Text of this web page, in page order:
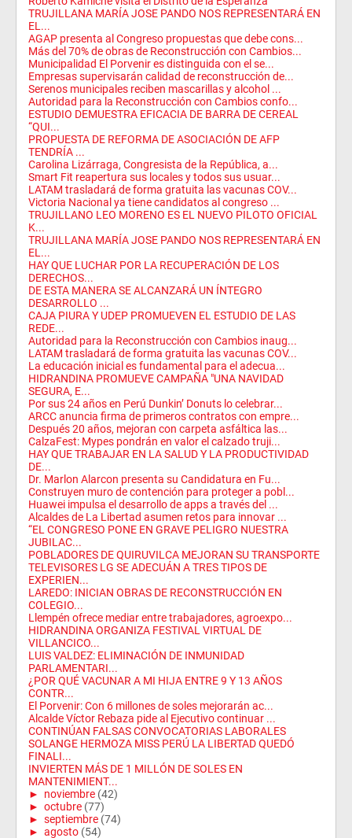
TRUJILLANA MARÍA JOSE PANDO NOS REPRESENTARÁ EN
EL...
AGAP presenta al Congreso propuestas que debe cons...
Más del 70% de obras de Reconstrucción con Cambios...
Municipalidad El Porvenir es distinguida con el se...
Empresas supervisarán calidad de reconstrucción de...
Serenos municipales reciben mascarillas y alcohol ...
Autoridad para la Reconstrucción con Cambios confo...
ESTUDIO DEMUESTRA EFICACIA DE BARRA DE CEREAL
“QUI...
PROPUESTA DE REFORMA DE ASOCIACIÓN DE AFP
TENDRÍA ...
Carolina Lizárraga, Congresista de la República, a...
Smart Fit reapertura sus locales y todos sus usuar...
LATAM trasladará de forma gratuita las vacunas COV...
Victoria Nacional ya tiene candidatos al congreso ...
TRUJILLANO LEO MORENO ES EL NUEVO PILOTO OFICIAL
K...
TRUJILLANA MARÍA JOSE PANDO NOS REPRESENTARÁ EN
EL...
HAY QUE LUCHAR POR LA RECUPERACIÓN DE LOS
DERECHOS...
DE ESTA MANERA SE ALCANZARÁ UN ÍNTEGRO
DESARROLLO ...
CAJA PIURA Y UDEP PROMUEVEN EL ESTUDIO DE LAS
REDE...
Autoridad para la Reconstrucción con Cambios inaug...
LATAM trasladará de forma gratuita las vacunas COV...
La educación inicial es fundamental para el adecua...
HIDRANDINA PROMUEVE CAMPAÑA "UNA NAVIDAD
SEGURA, E...
Por sus 24 años en Perú Dunkin’ Donuts lo celebrar...
ARCC anuncia firma de primeros contratos con empre...
Después 20 años, mejoran con carpeta asfáltica las...
CalzaFest: Mypes pondrán en valor el calzado truji...
HAY QUE TRABAJAR EN LA SALUD Y LA PRODUCTIVIDAD
DE...
Dr. Marlon Alarcon presenta su Candidatura en Fu...
Construyen muro de contención para proteger a pobl...
Huawei impulsa el desarrollo de apps a través del ...
Alcaldes de La Libertad asumen retos para innovar ...
“EL CONGRESO PONE EN GRAVE PELIGRO NUESTRA
JUBILAC...
POBLADORES DE QUIRUVILCA MEJORAN SU TRANSPORTE
TELEVISORES LG SE ADECUÁN A TRES TIPOS DE
EXPERIEN...
LAREDO: INICIAN OBRAS DE RECONSTRUCCIÓN EN
COLEGIO...
Llempén ofrece mediar entre trabajadores, agroexpo...
HIDRANDINA ORGANIZA FESTIVAL VIRTUAL DE
VILLANCICO...
LUIS VALDEZ: ELIMINACIÓN DE INMUNIDAD
PARLAMENTARI...
¿POR QUÉ VACUNAR A MI HIJA ENTRE 9 Y 13 AÑOS
CONTR...
El Porvenir: Con 6 millones de soles mejorarán ac...
Alcalde Víctor Rebaza pide al Ejecutivo continuar ...
CONTINÚAN FALSAS CONVOCATORIAS LABORALES
SOLANGE HERMOZA MISS PERÚ LA LIBERTAD QUEDÓ
FINALI...
INVIERTEN MÁS DE 1 MILLÓN DE SOLES EN
MANTENIMIENT...
► noviembre (42)
► octubre (77)
► septiembre (74)
► agosto (54)